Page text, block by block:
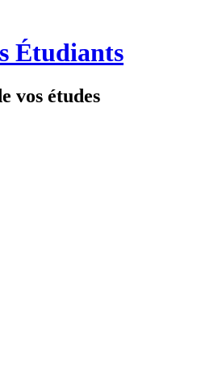
Étudiants
vos études